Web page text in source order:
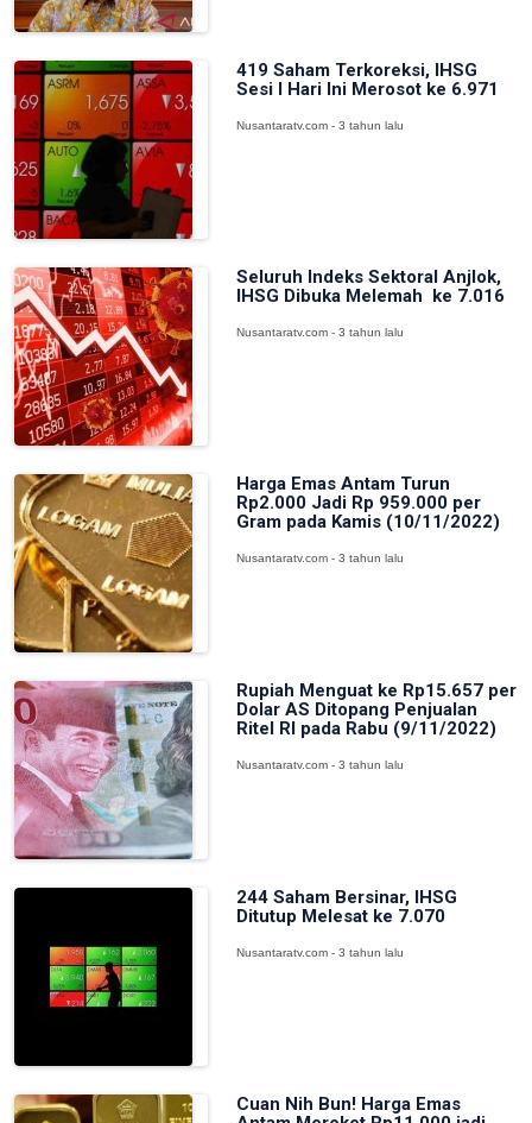
419 Saham Terkoreksi, IHSG
Sesi I Hari Ini Merosot ke 6.971
Nusantaratv.com - 3 tahun lalu
Seluruh Indeks Sektoral Anjlok,
IHSG Dibuka Melemah ke 7.016
Nusantaratv.com - 3 tahun lalu
Harga Emas Antam Turun
Rp2.000 Jadi Rp 959.000 per
Gram pada Kamis (10/11/2022)
Nusantaratv.com - 3 tahun lalu
Rupiah Menguat ke Rp15.657 per
Dolar AS Ditopang Penjualan
Ritel RI pada Rabu (9/11/2022)
Nusantaratv.com - 3 tahun lalu
244 Saham Bersinar, IHSG
Ditutup Melesat ke 7.070
Nusantaratv.com - 3 tahun lalu
Cuan Nih Bun! Harga Emas